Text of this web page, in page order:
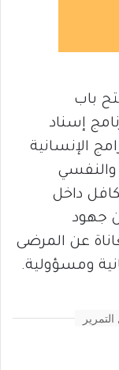
باب
إسناد
الإنسانية
والنفسي
داخل
جهود
عن المرضى
ومسؤولية.